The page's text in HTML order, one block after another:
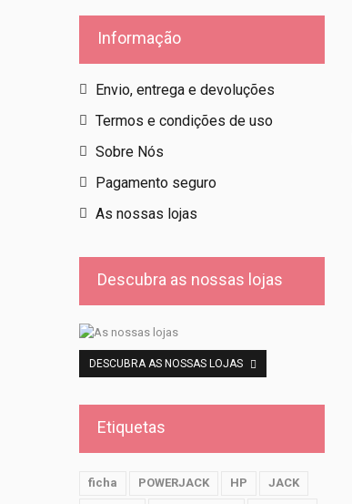
Informação
Envio, entrega e devoluções
Termos e condições de uso
Sobre Nós
Pagamento seguro
As nossas lojas
Descubra as nossas lojas
DESCUBRA AS NOSSAS LOJAS
Etiquetas
ficha POWERJACK HP
JACK